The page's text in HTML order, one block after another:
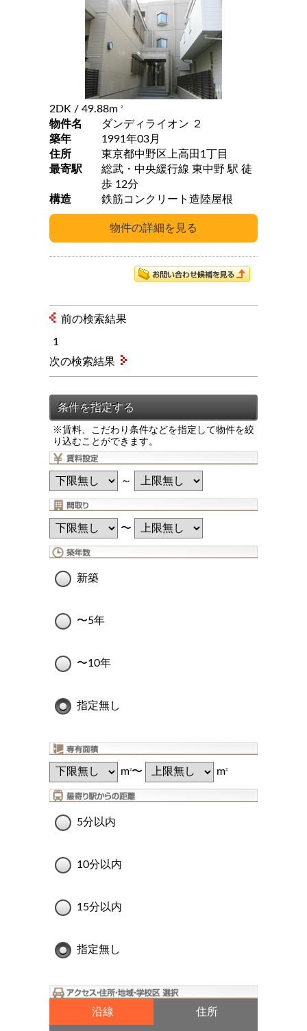
2DK / 49.88m 2
物件名
ダンディライオン ２
築年
1991年03月
住所
東京都中野区上高田1丁目
最寄駅
総武・中央緩行線 東中野 駅 徒
歩 12分
構造
鉄筋コンクリート造陸屋根
前の検索結果
1
※賃料、こだわり条件などを指定して物件を絞
り込むことができます。
～
〜
新築
〜5年
〜10年
指定無し
m2〜 m2
5分以内
10分以内
15分以内
指定無し
沿線 住所